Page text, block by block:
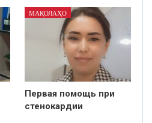
МАҚОЛАҲО
Первая помощь при
стенокардии